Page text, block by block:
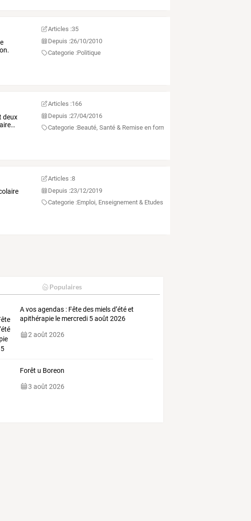
Articles :35
Depuis :26/10/2010
Categorie :Politique
deux
…
Articles :166
Depuis :27/04/2016
Categorie :Beauté, Santé & Remise en forme
Articles :8
Depuis :23/12/2019
Categorie :Emploi, Enseignement & Etudes
Populaires
A vos agendas : Fête des miels d’été et
apithérapie le mercredi 5 août 2026
2 août 2026
Forêt u Boreon
3 août 2026